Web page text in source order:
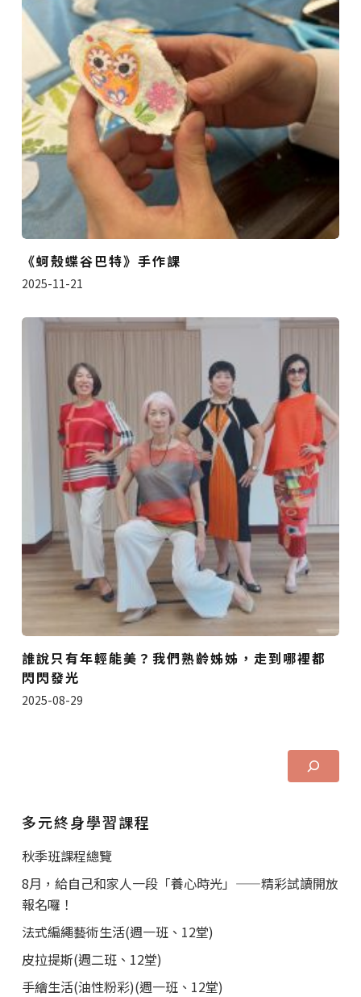
《蚵殼蝶谷巴特》手作課
2025-11-21
誰說只有年輕能美？我們熟齡姊姊，走到哪裡都
閃閃發光
2025-08-29
多元終身學習課程
秋季班課程總覽
8月，給自己和家人一段「養心時光」——精彩試讀開放
報名囉！
法式編繩藝術生活(週一班、12堂)
皮拉提斯(週二班、12堂)
手繪生活(油性粉彩)(週一班、12堂)